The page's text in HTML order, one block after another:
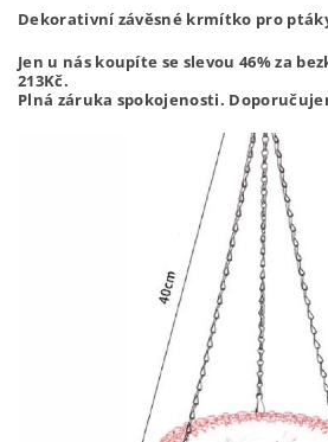
Dekorativní závěsné krmítko pro
Jen u nás koupíte se slevou 46% za
213Kč.
Plná záruka spokojenosti.